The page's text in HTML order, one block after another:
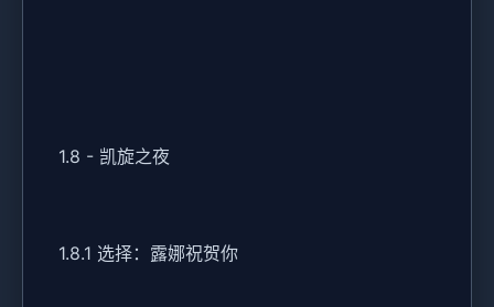
1.8 - 凯旋之夜
1.8.1 选择：露娜祝贺你